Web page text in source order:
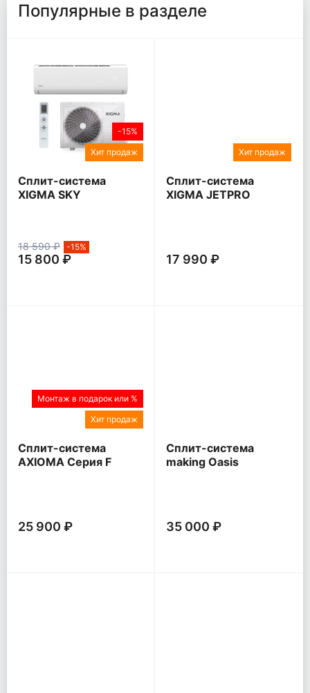
Популярные в разделе
-15%
Хит продаж
Сплит-система
XIGMA SKY
18 590 ₽ -15%
15 800 ₽
Хит продаж
Сплит-система
XIGMA JETPRO
17 990 ₽
Монтаж в подарок или %
Хит продаж
Сплит-система
AXIOMA Серия F
25 900 ₽
Сплит-система
making Oasis
35 000 ₽